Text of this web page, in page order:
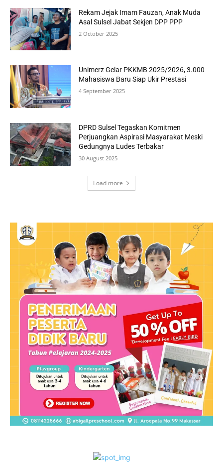
Rekam Jejak Imam Fauzan, Anak Muda
Asal Sulsel Jabat Sekjen DPP PPP
2 October 2025
Unimerz Gelar PKKMB 2025/2026, 3.000
Mahasiswa Baru Siap Ukir Prestasi
4 September 2025
DPRD Sulsel Tegaskan Komitmen
Perjuangkan Aspirasi Masyarakat Meski
Gedungnya Ludes Terbakar
30 August 2025
Load more